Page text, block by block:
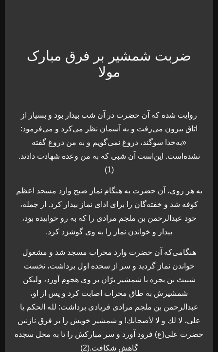
ضربت شمشیر بر فرق مبارک
مولا
روایت شده كه آن حضرت در آن شب بیدار بود و بسیار از
اتاق بیرون می‌رفت و به آسمان نظر می‌كرد و می‌فرمود:
«به‌خدا سوگند، دروغ نمی‌گویم و به من دروغ گفته
نشده‌است. این‌است آن شبی كه به من وعده شهادت دادند.
(1)
به هر روی، آن حضرت به هنگام نماز صبح وارد مسحد اعظم
كوفه شد و خفته‌گان را برای ادای نماز بیدار كرد. از جمله،
خود عبدالرحمن بن ملجم مرادی را كه به رو خوابیده بود،
بیدار و خواندن نماز را به وی گوشزد كرد.
هنگامی‌كه آن حضرت وارد محراب مسجد شد و مشغول
خواندن نماز گردید و سر از سجده اول برداشت، نخست
شبیث بن بجره با شمشیر برّان بر وی هجوم آورد، ولیكن
شمشیرش به طاق محراب اصابت كرد و پس از او،
عبدالرحمن بن ملجم مرادی فریادی برداشت: لله الحكم یا
علی، لا لك و لا لأصحابك! و شمشیر خویش را بر فرق نازنین
حضرت علی(ع) فرود آورد و سر مباركش را تا به محل سجده
گاهش شكافت.(2)